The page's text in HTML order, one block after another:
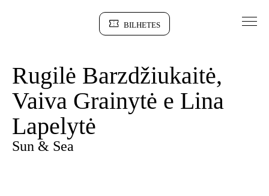
BILHETES
Rugilė Barzdžiukaitė,
Vaiva Grainytė e Lina
Lapelytė
Sun & Sea